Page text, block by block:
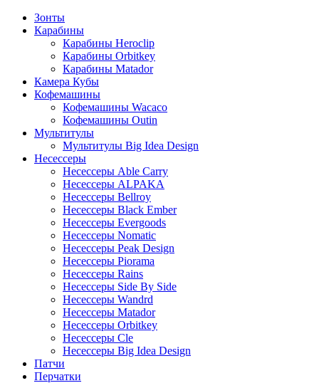
Зонты
Карабины
Карабины Heroclip
Карабины Orbitkey
Карабины Matador
Камера Кубы
Кофемашины
Кофемашины Wacaco
Кофемашины Outin
Мультитулы
Мультитулы Big Idea Design
Несессеры
Несессеры Able Carry
Несессеры ALPAKA
Несессеры Bellroy
Несессеры Black Ember
Несессеры Evergoods
Несессеры Nomatic
Несессеры Peak Design
Несессеры Piorama
Несессеры Rains
Несессеры Side By Side
Несессеры Wandrd
Несессеры Matador
Несессеры Orbitkey
Несессеры Cle
Несессеры Big Idea Design
Патчи
Перчатки